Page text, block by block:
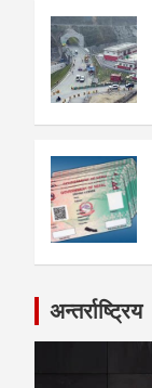
अन्तर्राष्ट्रिय